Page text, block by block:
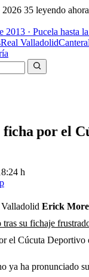
2026 35 leyendo ahora
2013 · Pucela hasta
Real ValladolidCantera
por el
h
Erick
tras su fichaje
el Cúcuta Deportivo
ya ha pronunciado